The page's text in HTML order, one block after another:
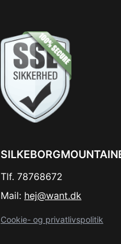
Tlf. 78768672
Mail: hej@want.dk
Cookie- og privatlivspolitik